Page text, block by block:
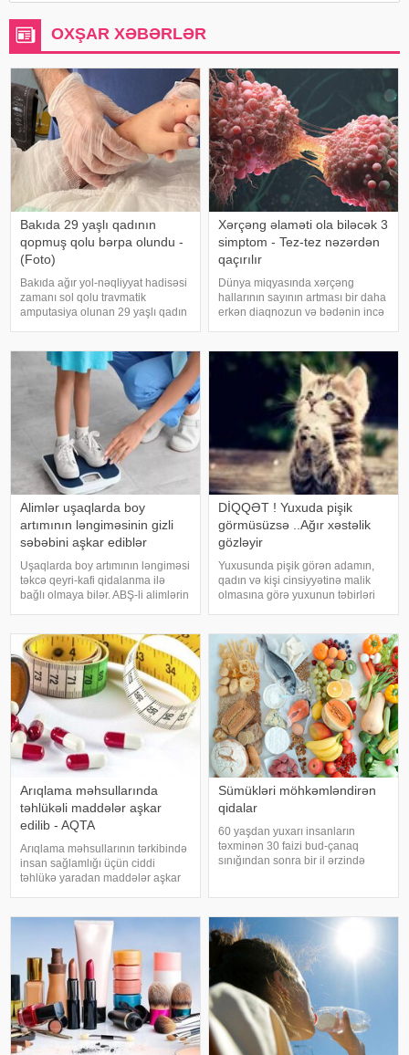
OXŞAR XƏBƏRLƏR
Bakıda 29 yaşlı qadının
qopmuş qolu bərpa olundu -
(Foto)
Bakıda ağır yol-nəqliyyat hadisəsi
zamanı sol qolu travmatik
amputasiya olunan 29 yaşlı qadın
zərərçəkən Səhiyyə Nazirliyi
Akademik M.A.Topçubaşov adına
Elmi Cərrahiyy
Xərçəng əlaməti ola biləcək 3
simptom - Tez-tez nəzərdən
qaçırılır
Dünya miqyasında xərçəng
hallarının sayının artması bir daha
erkən diaqnozun və bədənin incə
vurğulayır. Məşhur inancın əksinə
olaraq, xərçəng növləri həmişə
Alimlər uşaqlarda boy
artımının ləngiməsinin gizli
səbəbini aşkar ediblər
Uşaqlarda boy artımının ləngiməsi
təkcə qeyri-kafi qidalanma ilə
bağlı olmaya bilər. ABŞ-li alimlərin
bakteriyalar hələ ana bətnində
olarkən körpənin inkişafın
DİQQƏT ! Yuxuda pişik
görmüsüzsə ..Ağır xəstəlik
gözləyir
Yuxusunda pişik görən adamın,
qadın və kişi cinsiyyətinə malik
olmasına görə yuxunun təbirləri
həyatında diqqətsiz bir şəxsiyyətə
sahib olduğu, ətrafındak
Arıqlama məhsullarında
təhlükəli maddələr aşkar
edilib - AQTA
Arıqlama məhsullarının tərkibində
insan sağlamlığı üçün ciddi
təhlükə yaradan maddələr aşkar
Təhlükəsizliyi Agentliyinin (AQTA)
Qida təhlükəsizliyi şöbəsinin
Sümükləri möhkəmləndirən
qidalar
60 yaşdan yuxarı insanların
təxminən 30 faizi bud-çanaq
sınığından sonra bir il ərzində
riskini azaltmaq üçün kalsium, D
vitamini, zülal